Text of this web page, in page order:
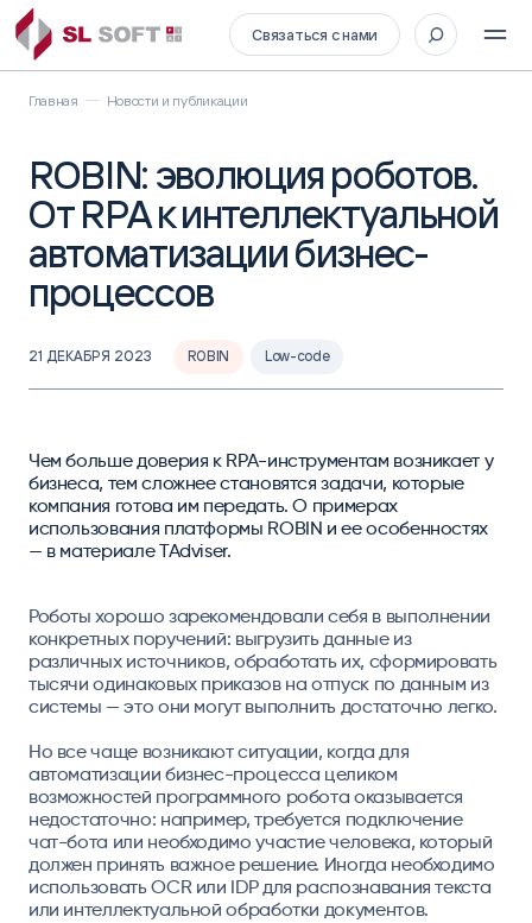
Связаться с нами
Главная Новости и публикации
ROBIN: эволюция роботов.
От RPA к интеллектуальной
автоматизации бизнес-
процессов
21 ДЕКАБРЯ 2023 ROBIN Low-code
Чем больше доверия к RPA-инструментам возникает у
бизнеса, тем сложнее становятся задачи, которые
компания готова им передать. О примерах
использования платформы ROBIN и ее особенностях
— в материале TAdviser.
Роботы хорошо зарекомендовали себя в выполнении
конкретных поручений: выгрузить данные из
различных источников, обработать их, сформировать
тысячи одинаковых приказов на отпуск по данным из
системы — это они могут выполнить достаточно легко.
Но все чаще возникают ситуации, когда для
автоматизации бизнес-процесса целиком
возможностей программного робота оказывается
недостаточно: например, требуется подключение
чат-бота или необходимо участие человека, который
должен принять важное решение. Иногда необходимо
использовать OCR или IDP для распознавания текста
или интеллектуальной обработки документов.